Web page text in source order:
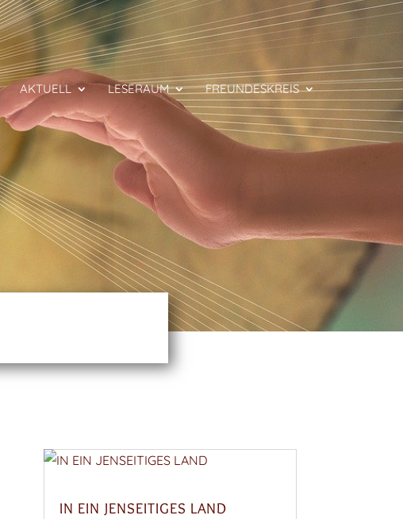
AKTUELL LESERAUM FREUNDESKREIS
IN EIN JENSEITIGES LAND